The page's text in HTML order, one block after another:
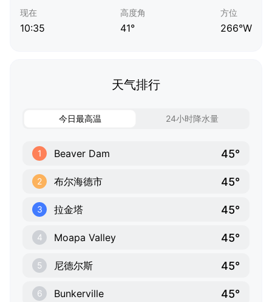
现在
10:35
高度角
41°
方位
266°W
天气排行
今日最高温 24小时降水量
1 Beaver Dam 45°
2 布尔海德市 45°
3 拉金塔 45°
4 Moapa Valley 45°
5 尼德尔斯 45°
6 Bunkerville 45°